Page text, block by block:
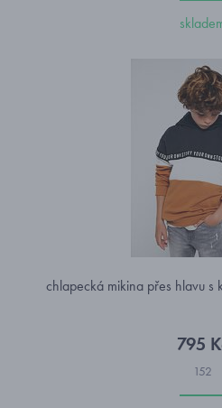
chlapecká mikina přes hlavu
795
152